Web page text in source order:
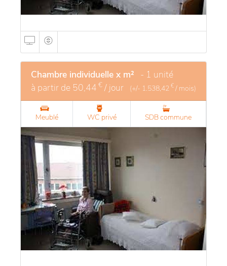
Chambre individuelle x m² - 1 unité
à partir de 50,44 € / jour (+/- 1.538,42 € / mois)
Meublé WC privé SDB commune